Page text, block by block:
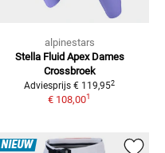
alpinestars
Stella Fluid Apex Dames
Crossbroek
Adviesprijs € 119,952
€ 108,001
NIEUW